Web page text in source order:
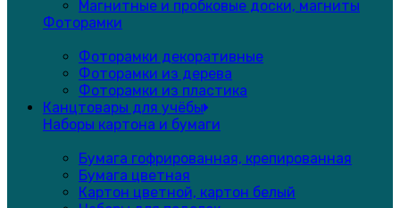
Магнитные и пробковые доски, магниты
Фоторамки
Фоторамки декоративные
Фоторамки из дерева
Фоторамки из пластика
Канцтовары для учёбы
Наборы картона и бумаги
Бумага гофрированная, крепированная
Бумага цветная
Картон цветной, картон белый